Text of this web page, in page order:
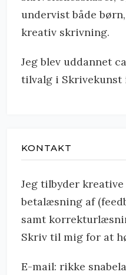
undervist både
kreativ skrivning.
Jeg blev uddannet
tilvalg i Skrivekunst
KONTAKT
Jeg tilbyder
betalæsning af
samt
Skriv til mig for at
E-mail: rikke